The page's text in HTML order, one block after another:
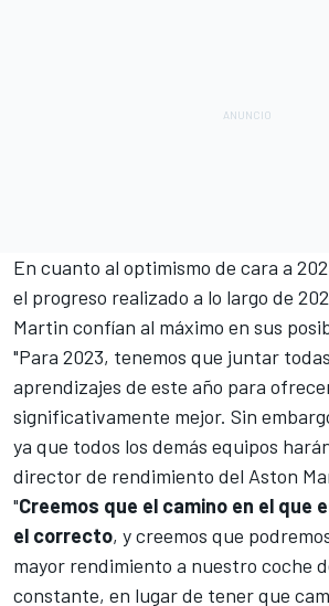
En cuanto al optimismo de cara a
el progreso realizado a lo largo de
Martin confían al máximo en sus
"Para 2023, tenemos que juntar
aprendizajes de este año para
significativamente mejor. Sin
ya que todos los demás equipos
director de rendimiento del Aston
"Creemos que el camino en el que
el correcto, y creemos que
mayor rendimiento a nuestro coche
constante, en lugar de tener que